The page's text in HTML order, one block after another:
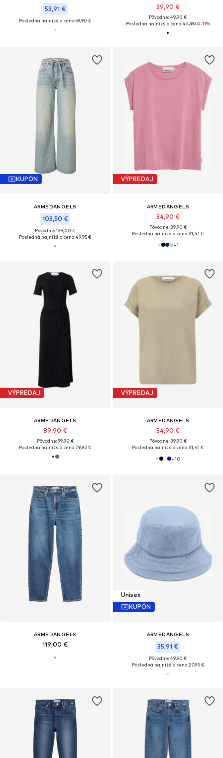
53,91 €
Posledná najnižšia cena:59,90 €
39,90 €
Pôvodne: 49,90 €
Posledná najnižšia cena:44,90 €-11%
KUPÓN
ARMEDANGELS
103,50 €
Pôvodne: 139,00 €
Posledná najnižšia cena:49,95 €
VÝPREDAJ
ARMEDANGELS
34,90 €
Pôvodne: 39,90 €
Posledná najnižšia cena:31,41 €
+1
VÝPREDAJ
ARMEDANGELS
89,90 €
Pôvodne: 99,90 €
Posledná najnižšia cena:79,92 €
VÝPREDAJ
ARMEDANGELS
34,90 €
Pôvodne: 39,90 €
Posledná najnižšia cena:31,41 €
+10
ARMEDANGELS
119,00 €
Unisex
KUPÓN
ARMEDANGELS
35,91 €
Pôvodne: 49,90 €
Posledná najnižšia cena:27,93 €